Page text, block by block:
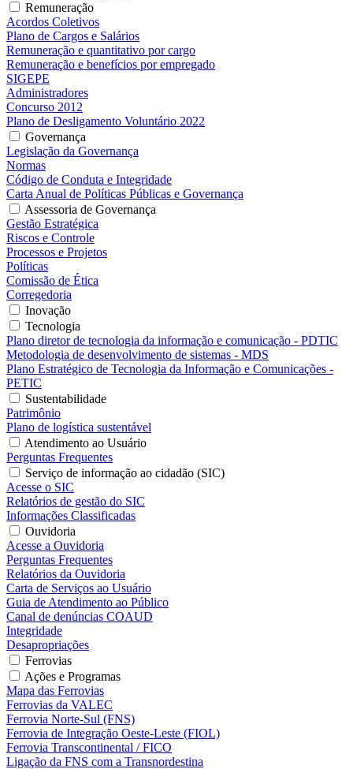
Remuneração
Acordos Coletivos
Plano de Cargos e Salários
Remuneração e quantitativo por cargo
Remuneração e benefícios por empregado
SIGEPE
Administradores
Concurso 2012
Plano de Desligamento Voluntário 2022
Governança
Legislação da Governança
Normas
Código de Conduta e Integridade
Carta Anual de Políticas Públicas e Governança
Assessoria de Governança
Gestão Estratégica
Riscos e Controle
Processos e Projetos
Políticas
Comissão de Ética
Corregedoria
Inovação
Tecnologia
Plano diretor de tecnologia da informação e comunicação - PDTIC
Metodologia de desenvolvimento de sistemas - MDS
Plano Estratégico de Tecnologia da Informação e Comunicações -
PETIC
Sustentabilidade
Patrimônio
Plano de logística sustentável
Atendimento ao Usuário
Perguntas Frequentes
Serviço de informação ao cidadão (SIC)
Acesse o SIC
Relatórios de gestão do SIC
Informações Classificadas
Ouvidoria
Acesse a Ouvidoria
Perguntas Frequentes
Relatórios da Ouvidoria
Carta de Serviços ao Usuário
Guia de Atendimento ao Público
Canal de denúncias COAUD
Integridade
Desapropriações
Ferrovias
Ações e Programas
Mapa das Ferrovias
Ferrovias da VALEC
Ferrovia Norte-Sul (FNS)
Ferrovia de Integração Oeste-Leste (FIOL)
Ferrovia Transcontinental / FICO
Ligação da FNS com a Transnordestina